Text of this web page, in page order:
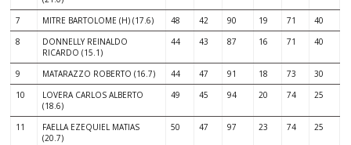
7 MITRE BARTOLOME (H) (17.6) 48 42 90 19 71
40
8
DONNELLY REINALDO
RICARDO (15.1)
44 43 87 16 71 40
9 MATARAZZO ROBERTO (16.7) 44 47 91 18 73
30
10
LOVERA CARLOS ALBERTO
(18.6)
49 45 94 20 74 25
11
FAELLA EZEQUIEL MATIAS
(20.7)
50 47 97 23 74 25